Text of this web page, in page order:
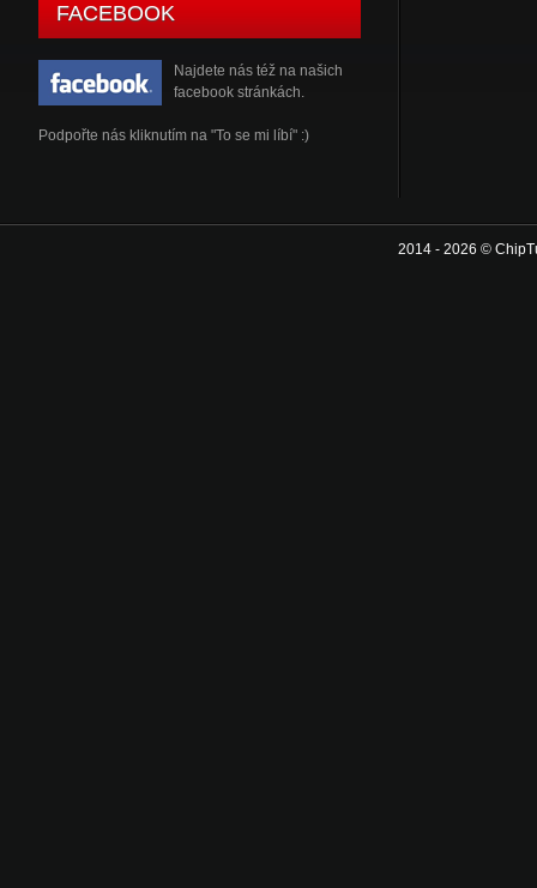
FACEBOOK
Najdete nás též na našich
facebook stránkách.
Podpořte nás kliknutím na "To se mi líbí" :)
2014 - 2026 ©